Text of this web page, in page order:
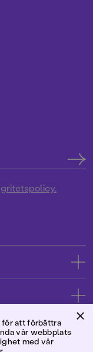
×
för att förbättra
vår webbplats
med vår